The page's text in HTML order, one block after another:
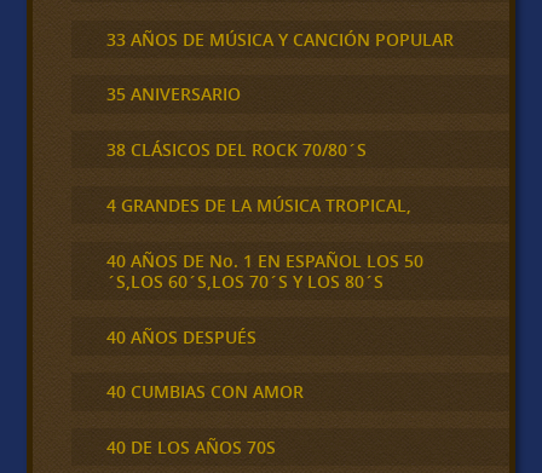
33 AÑOS DE MÚSICA Y CANCIÓN POPULAR
35 ANIVERSARIO
38 CLÁSICOS DEL ROCK 70/80´S
4 GRANDES DE LA MÚSICA TROPICAL,
40 AÑOS DE No. 1 EN ESPAÑOL LOS 50
´S,LOS 60´S,LOS 70´S Y LOS 80´S
40 AÑOS DESPUÉS
40 CUMBIAS CON AMOR
40 DE LOS AÑOS 70S